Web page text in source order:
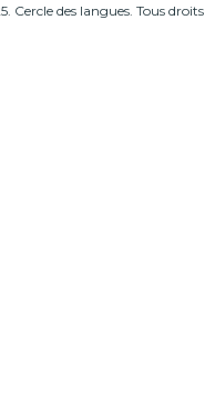
des langues. Tous droits